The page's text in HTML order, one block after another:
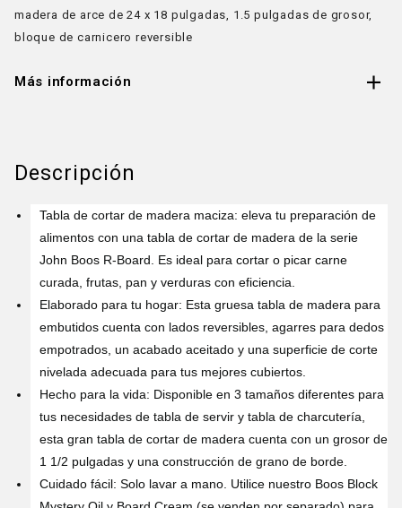
madera de arce de 24 x 18 pulgadas, 1.5 pulgadas de grosor,
bloque de carnicero reversible
Más información
Descripción
Tabla de cortar de madera maciza: eleva tu preparación de
alimentos con una tabla de cortar de madera de la serie
John Boos R-Board. Es ideal para cortar o picar carne
curada, frutas, pan y verduras con eficiencia.
Elaborado para tu hogar: Esta gruesa tabla de madera para
embutidos cuenta con lados reversibles, agarres para dedos
empotrados, un acabado aceitado y una superficie de corte
nivelada adecuada para tus mejores cubiertos.
Hecho para la vida: Disponible en 3 tamaños diferentes para
tus necesidades de tabla de servir y tabla de charcutería,
esta gran tabla de cortar de madera cuenta con un grosor de
1 1/2 pulgadas y una construcción de grano de borde.
Cuidado fácil: Solo lavar a mano. Utilice nuestro Boos Block